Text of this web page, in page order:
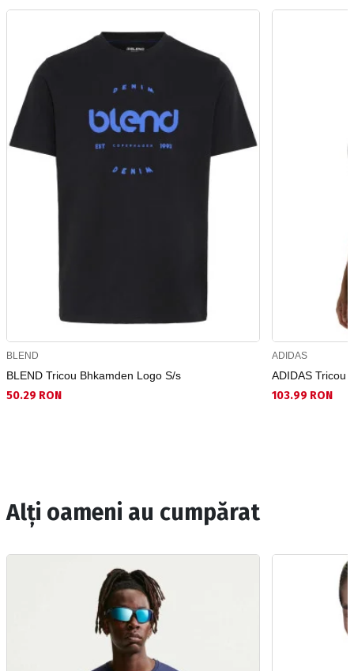
BLEND
BLEND Tricou Bhkamden Logo S/s
50.29 RON
ADIDAS
ADIDAS Tricou
103.99 RON
Alți oameni au cumpărat